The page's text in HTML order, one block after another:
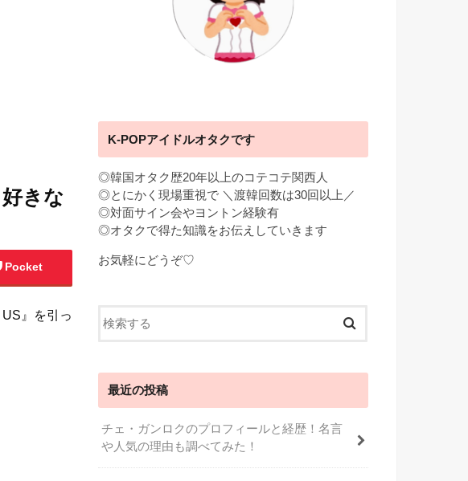
きな
Pocket
』を引っ
K-POPアイドルオタクです
◎韓国オタク歴20年以上のコテコテ関西人
◎とにかく現場重視で ＼渡韓回数は30回以上／
◎対面サイン会やヨントン経験有
◎オタクで得た知識をお伝えしていきます
お気軽にどうぞ♡
最近の投稿
チェ・ガンロクのプロフィールと経歴！名言
や人気の理由も調べてみた！